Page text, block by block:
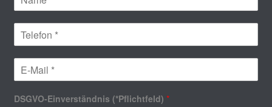
DSGVO-Einverständnis (*Pflichtfeld)*